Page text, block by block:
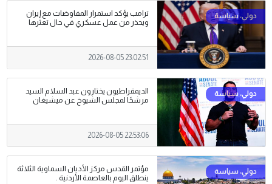
ترامب يؤكد استمرار المفاوضات مع إيران
ويحذر من عمل عسكري في حال تعثرها
2026-08-05 23:02:51
الديمقراطيون يختارون عبد السلام السيد
مرشحًا لمجلس الشيوخ عن ميشيغان
2026-08-05 22:53:06
مؤتمر القدس مركز الأديان السماوية الثلاثة
ينطلق اليوم بالعاصمة الأردنية .